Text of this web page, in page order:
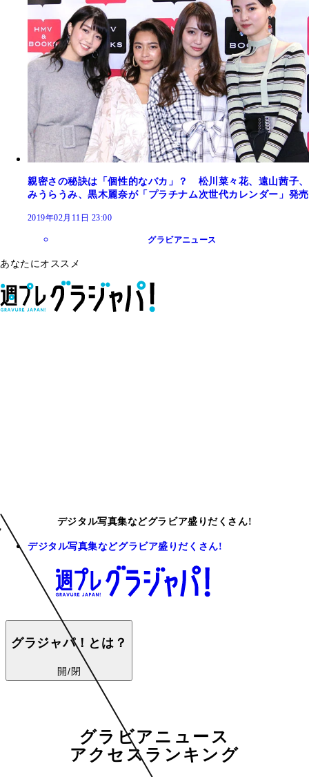
親密さの秘訣は「個性的なバカ」？ 松川菜々花、遠山茜子、
みうらうみ、黒木麗奈が「プラチナム次世代カレンダー」発売
2019年02月11日 23:00
グラビアニュース
あなたにオススメ
デジタル写真集などグラビア盛りだくさん!
デジタル写真集などグラビア盛りだくさん!
グラジャパ！とは？
開/閉
グラビアニュース
アクセスランキング